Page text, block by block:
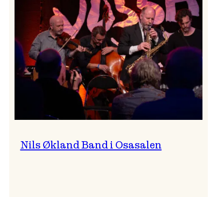
siderhimmelen
til
Vossa
Jazz
Nils Økland Band i Osasalen